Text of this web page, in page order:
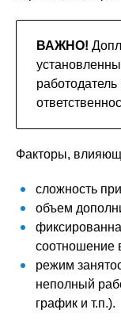
ВАЖНО!
Факторы,
сложность
объем
соотношение
режим
неполный
график и т.п.).